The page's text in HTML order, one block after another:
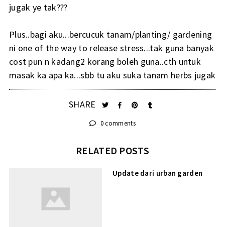
jugak ye tak???
Plus..bagi aku...bercucuk tanam/planting/ gardening
ni one of the way to release stress...tak guna banyak
cost pun n kadang2 korang boleh guna..cth untuk
masak ka apa ka...sbb tu aku suka tanam herbs jugak
SHARE
0 comments
RELATED POSTS
Update dari urban garden